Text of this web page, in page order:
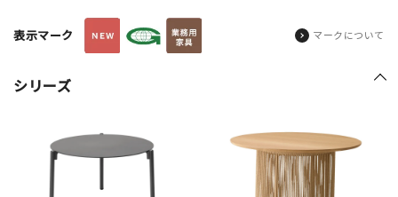
表示マーク マークについて
シリーズ